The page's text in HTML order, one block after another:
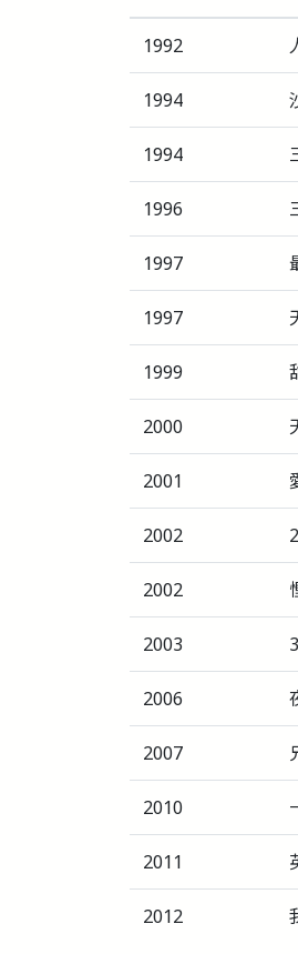
1992
1994
1994
1996
1997
1997
1999
2000
2001
2002
2002
2003
2006
2007
2010
2011
2012